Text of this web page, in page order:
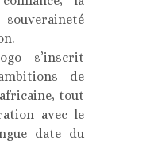
s’inscrit
de
africaine, tout
avec le
date du